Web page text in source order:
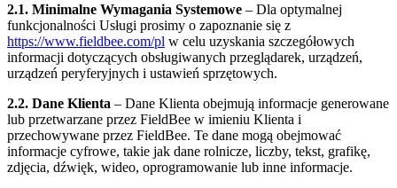
2.1. Minimalne Wymagania Systemowe – Dla optymalnej
funkcjonalności Usługi prosimy o zapoznanie się z
https://www.fieldbee.com/pl w celu uzyskania szczegółowych
informacji dotyczących obsługiwanych przeglądarek, urządzeń,
urządzeń peryferyjnych i ustawień sprzętowych.
2.2. Dane Klienta – Dane Klienta obejmują informacje generowane
lub przetwarzane przez FieldBee w imieniu Klienta i
przechowywane przez FieldBee. Te dane mogą obejmować
informacje cyfrowe, takie jak dane rolnicze, liczby, tekst, grafikę,
zdjęcia, dźwięk, wideo, oprogramowanie lub inne informacje.